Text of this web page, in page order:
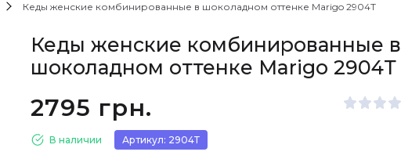
Кеды женские комбинированные в шоколадном оттенке Marigo 2904Т
Кеды женские комбинированные в
шоколадном оттенке Marigo 2904Т
2795 грн.
В наличии Артикул: 2904Т